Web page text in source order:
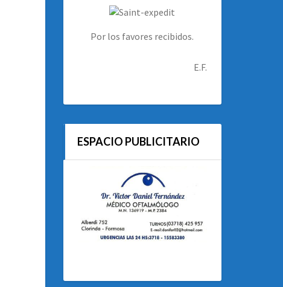
Por los favores recibidos.
E.F.
ESPACIO PUBLICITARIO